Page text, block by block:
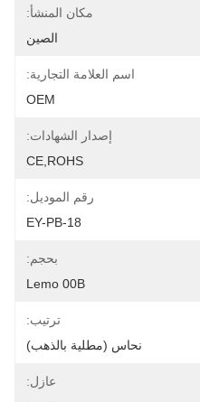
مكان المنشأ:
الصين
اسم العلامة التجارية:
OEM
إصدار الشهادات:
CE,ROHS
رقم الموديل:
EY-PB-18
بحجم:
Lemo 00B
ترتيب:
نحاس (مطلية بالذهب)
عازل: